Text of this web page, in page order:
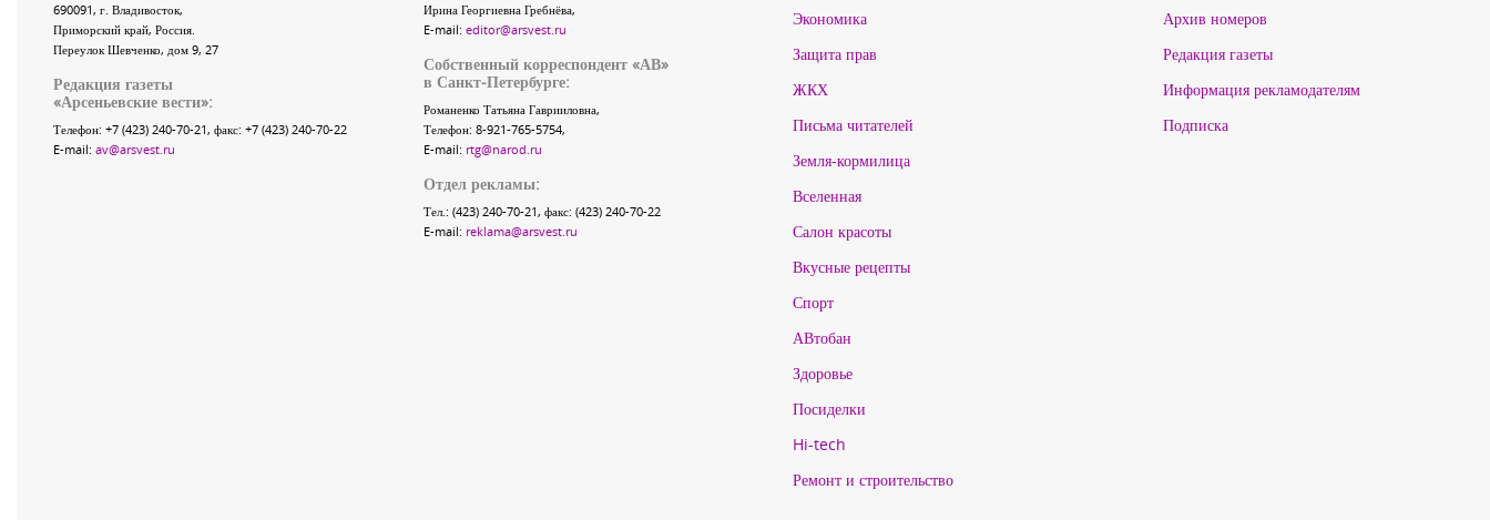
690091, г. Владивосток,
Приморский край, Россия.
Переулок Шевченко, дом 9, 27
Редакция газеты
«Арсеньевские вести»:
Телефон: +7 (423) 240-70-21, факс: +7 (423) 240-70-22
E-mail: av@arsvest.ru
Ирина Георгиевна Гребнёва,
E-mail: editor@arsvest.ru
Собственный корреспондент «АВ»
в Санкт-Петербурге:
Романенко Татьяна Гаврииловна,
Телефон: 8-921-765-5754,
E-mail: rtg@narod.ru
Отдел рекламы:
Тел.: (423) 240-70-21, факс: (423) 240-70-22
E-mail: reklama@arsvest.ru
Экономика
Защита прав
ЖКХ
Письма читателей
Земля-кормилица
Вселенная
Салон красоты
Вкусные рецепты
Спорт
АВтобан
Здоровье
Посиделки
Hi-tech
Ремонт и строительство
Архив номеров
Редакция газеты
Информация рекламодателям
Подписка